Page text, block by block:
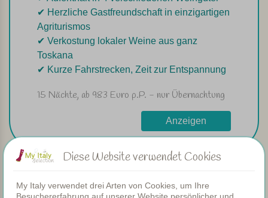
✔︎ Herzliche Gastfreundschaft in einzigartigen
Agriturismos
✔︎ Verkostung lokaler Weine aus ganz
Toskana
✔︎ Kurze Fahrstrecken, Zeit zur Entspannung
15 Nächte, ab 983 Euro p.P. - nur Übernachtung
Anzeigen
15-tägige Autoreise –
Diese Website verwendet Cookies
My Italy verwendet drei Arten von Cookies, um Ihre
Besuchererfahrung auf unserer Website persönlicher und